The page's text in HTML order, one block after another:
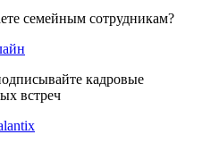
семейным сотрудникам?
кадровые
встреч